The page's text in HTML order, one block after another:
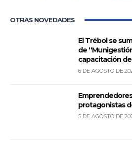
OTRAS NOVEDADES
El Trébol se
de
capacitación
6 DE AGOSTO DE
protagonistas
5 DE AGOSTO DE